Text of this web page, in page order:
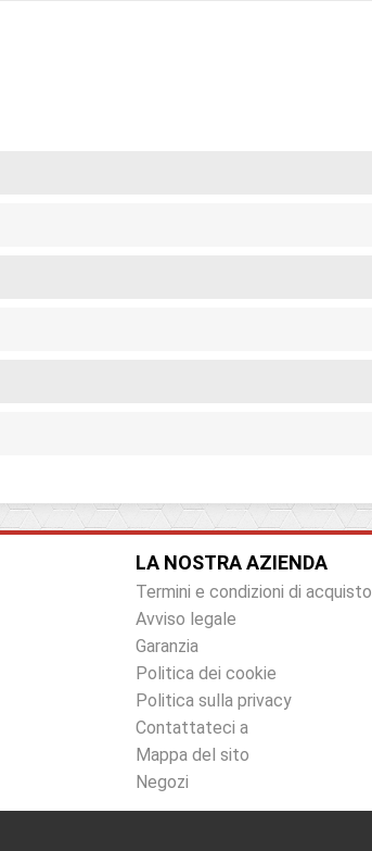
LA NOSTRA AZIENDA
Termini e condizioni di acquisto
Avviso legale
Garanzia
Politica dei cookie
Politica sulla privacy
Contattateci a
Mappa del sito
Negozi